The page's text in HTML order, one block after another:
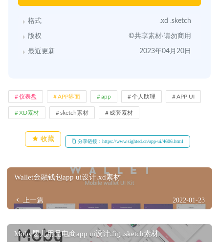
格式 .xd .sketch
版权 ©共享素材·请勿商用
最近更新 2023年04月20日
仪表盘 APP界面 app 个人助理 APP UI
XD素材 sketch素材 成套素材
收藏 分享链接：https://www.sighted.cn/app-ui/4606.html
Wallet金融钱包app ui设计.xd素材
上一篇 2022-01-23
Moby婴儿用品电商app ui设计.fig .sketch素材